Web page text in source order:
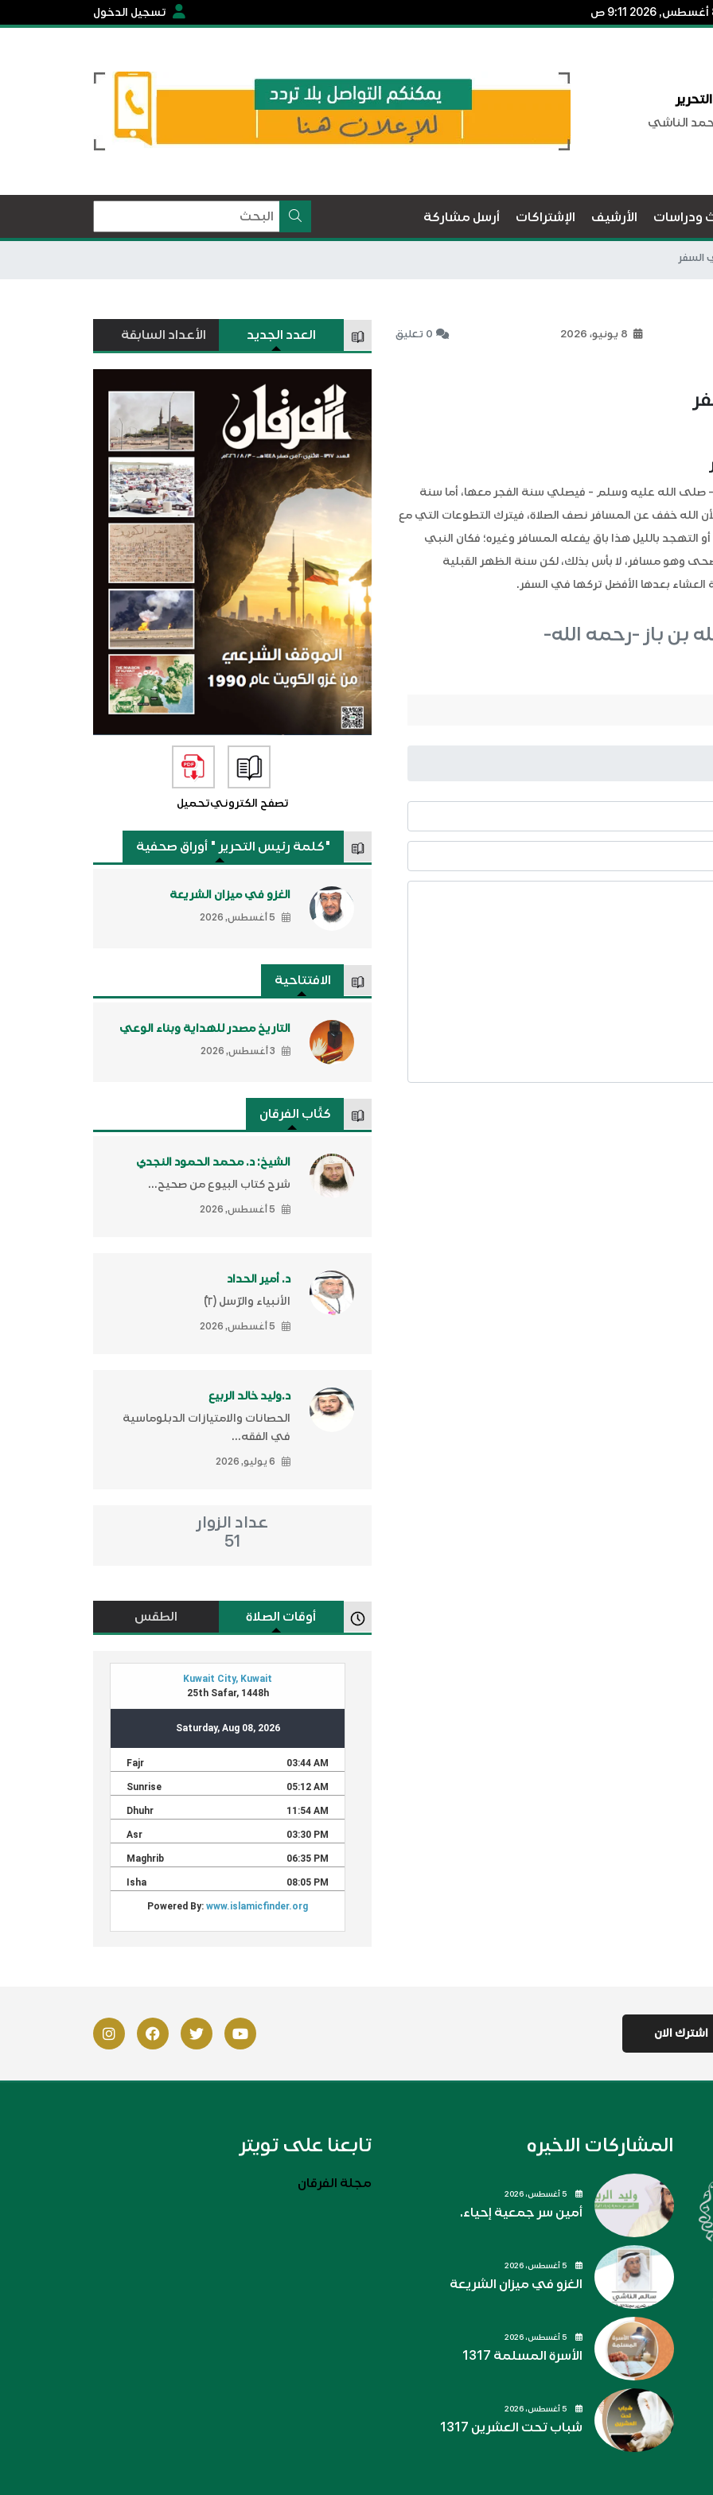
تسجيل الدخول
الناشي
ودراسات الأرشيف الإشتراكات أرسل مشاركة
السفر
0 تعليق
- صلى الله عليه وسلم - فيصلي سنة الفجر معها، أما سنة
الله خفف عن المسافر نصف الصلاة، فيترك التطوعات التي مع
بالليل هذا باق يفعله المسافر وغيره؛ فكان النبي
وهو مسافر، لا بأس بذلك، لكن سنة الظهر القبلية
العشاء بعدها الأفضل تركها في السفر.
بن باز -رحمه الله-
العدد الجديد الأعداد السابقة
تصفح الكترونيتحميل
"كلمة رئيس التحرير " أوراق صحفية
الغزو في ميزان الشريعة
5 أغسطس, 2026
الافتتاحية
التاريخ مصدر للهداية وبناء الوعي
3 أغسطس, 2026
كتَّاب الفرقان
الشيخ: د. محمد الحمود النجدي
شرح كتاب البيوع من صحيح...
5 أغسطس, 2026
د. أمير الحداد
الأنبياء والرّسل (٢)ّ
5 أغسطس, 2026
د.وليد خالد الربيع
الحصانات والامتيازات الدبلوماسية
في الفقه...
6 يوليو, 2026
عداد الزوار
51
أوقات الصلاة الطقس
المشاركات الاخيره
أمين سر جمعية إحياء.
الغزو في ميزان الشريعة
الأسرة المسلمة 1317
شباب تحت العشرين 1317
تابعنا على تويتر
مجلة الفرقان